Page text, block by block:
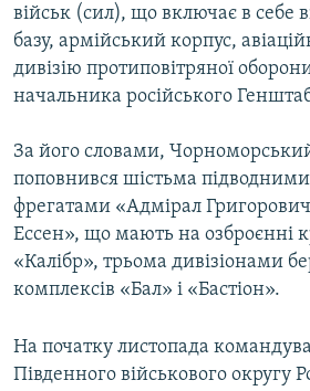
військ (сил), що включає в себе
базу, армійський корпус,
дивізію протиповітряної
начальника російського
За його словами, Чорноморський
поповнився шістьма
фрегатами «Адмірал
Ессен», що мають на озброєнні
«Калібр», трьома дивізіонами
комплексів «Бал» і «Бастіон».
На початку листопада
Південного військового округу